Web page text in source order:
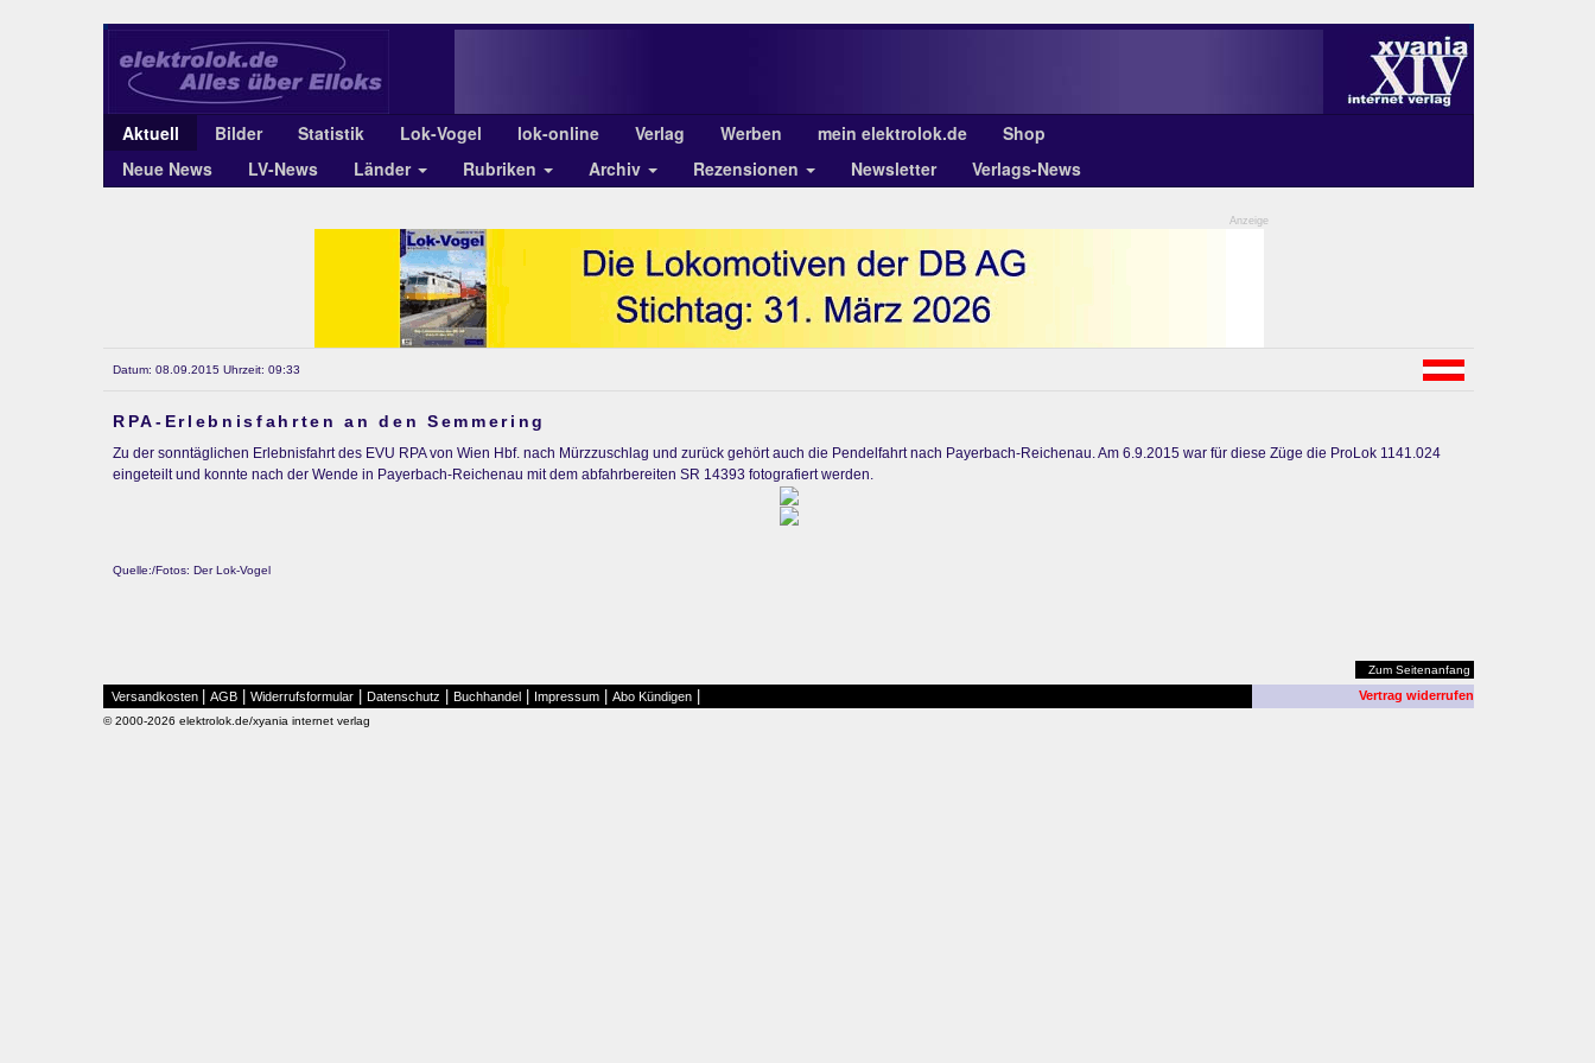
Aktuell Bilder Statistik Lok-Vogel lok-online Verlag Werben mein elektrolok.de
Shop
Neue News
LV-News Länder Rubriken Archiv Rezensionen Newsletter Verlags-News
Anzeige
Datum: 08.09.2015 Uhrzeit: 09:33
RPA-Erlebnisfahrten an den Semmering
Zu der sonntäglichen Erlebnisfahrt des EVU RPA von Wien Hbf. nach Mürzzuschlag und zurück gehört auch die Pendelfahrt nach Payerbach-Reichenau. Am 6.9.2015 war für diese Züge die ProLok 1141.024
eingeteilt und konnte nach der Wende in Payerbach-Reichenau mit dem abfahrbereiten SR 14393 fotografiert werden.
Quelle:/Fotos: Der Lok-Vogel
Zum Seitenanfang
Versandkosten AGB Widerrufsformular Datenschutz Buchhandel Impressum Abo Kündigen Vertrag widerrufen
© 2000-2026 elektrolok.de/xyania internet verlag